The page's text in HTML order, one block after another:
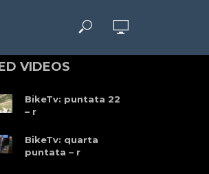
VIDEOS
BikeTv: puntata 22
– r
BikeTv: quarta
puntata – r